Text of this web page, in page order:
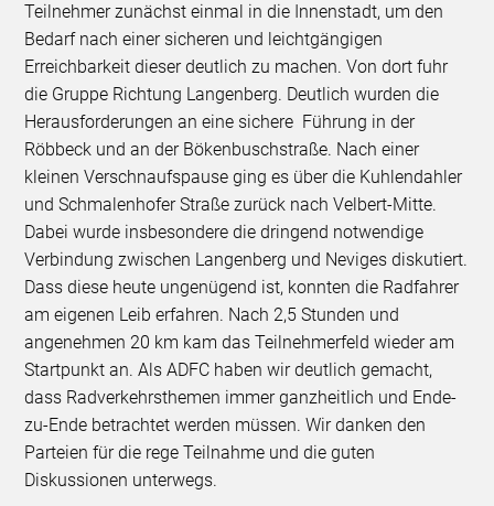
Teilnehmer zunächst einmal in die Innenstadt, um den
Bedarf nach einer sicheren und leichtgängigen
Erreichbarkeit dieser deutlich zu machen. Von dort fuhr
die Gruppe Richtung Langenberg. Deutlich wurden die
Herausforderungen an eine sichere Führung in der
Röbbeck und an der Bökenbuschstraße. Nach einer
kleinen Verschnaufspause ging es über die Kuhlendahler
und Schmalenhofer Straße zurück nach Velbert-Mitte.
Dabei wurde insbesondere die dringend notwendige
Verbindung zwischen Langenberg und Neviges diskutiert.
Dass diese heute ungenügend ist, konnten die Radfahrer
am eigenen Leib erfahren. Nach 2,5 Stunden und
angenehmen 20 km kam das Teilnehmerfeld wieder am
Startpunkt an. Als ADFC haben wir deutlich gemacht,
dass Radverkehrsthemen immer ganzheitlich und Ende-
zu-Ende betrachtet werden müssen. Wir danken den
Parteien für die rege Teilnahme und die guten
Diskussionen unterwegs.